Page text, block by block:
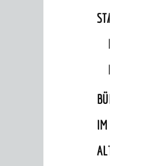
ROLF-
HAUS
IM
ALTEN
Busverkehr
Radfahren
Verkehrsplanung